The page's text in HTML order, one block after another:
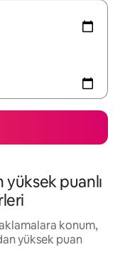
yüksek puanlı
konum,
yüksek puan